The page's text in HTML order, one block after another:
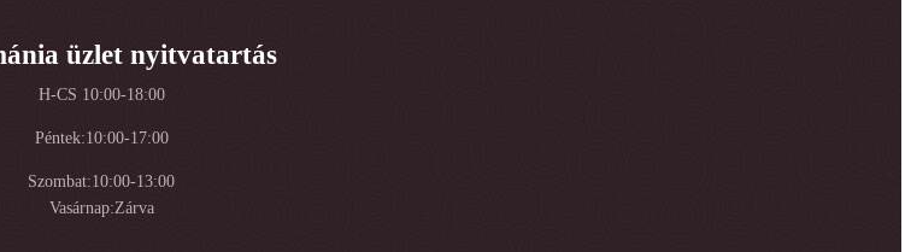
üzlet nyitvatartás
H-CS 10:00-18:00
Péntek:10:00-17:00
Szombat:10:00-13:00
Vasárnap:Zárva